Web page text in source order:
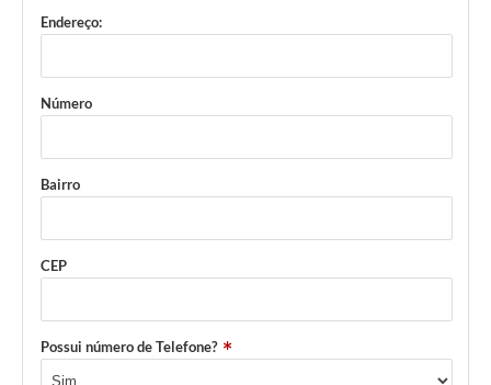
Endereço:
Número
Bairro
CEP
Possui número de Telefone?